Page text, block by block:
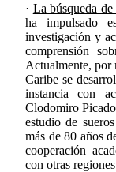
· La búsqueda
ha impulsado
investigación y
comprensión
Actualmente, por
Caribe se
instancia con
Clodomiro
estudio de
más de 80 años
cooperación
con otras